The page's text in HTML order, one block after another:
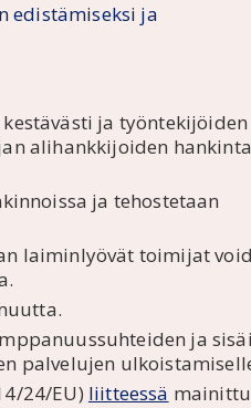
edistämiseksi ja
ja
alihankkijoiden
ja tehostetaan
laiminlyövät toimijat
ja
palvelujen
24/EU) liitteessä